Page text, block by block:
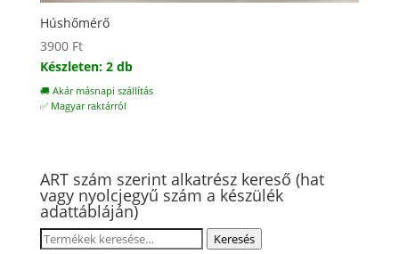
Húshőmérő
3900 Ft
Készleten: 2 db
🚚 Akár másnapi szállítás
✅ Magyar raktárról
ART szám szerint alkatrész kereső (hat
vagy nyolcjegyű szám a készülék
adattábláján)
Keresés
Keresés